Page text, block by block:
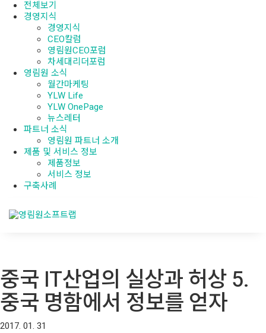
전체보기
경영지식
경영지식
CEO칼럼
영림원CEO포럼
차세대리더포럼
영림원 소식
월간마케팅
YLW Life
YLW OnePage
뉴스레터
파트너 소식
영림원 파트너 소개
제품 및 서비스 정보
제품정보
서비스 정보
구축사례
중국 IT산업의 실상과 허상 5.
중국 명함에서 정보를 얻자
2017. 01. 31